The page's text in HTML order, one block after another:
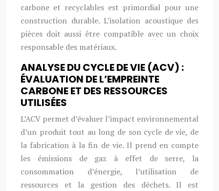
carbone et recyclables est primordial pour une
construction durable. L’isolation acoustique des
pièces doit aussi être compatible avec un choix
responsable des matériaux.
ANALYSE DU CYCLE DE VIE (ACV) :
ÉVALUATION DE L’EMPREINTE
CARBONE ET DES RESSOURCES
UTILISÉES
L’ACV permet d’évaluer l’impact environnemental
d’un produit tout au long de son cycle de vie, de
la fabrication à la fin de vie. Il prend en compte
les émissions de gaz à effet de serre, la
consommation d’énergie, l’utilisation de
ressources et la gestion des déchets. Il est